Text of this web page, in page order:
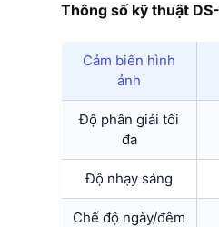
Thông số kỹ thuật
Cảm biến hình
ảnh
Độ phân giải tối
đa
Độ nhạy sáng
Chế độ ngày/đêm